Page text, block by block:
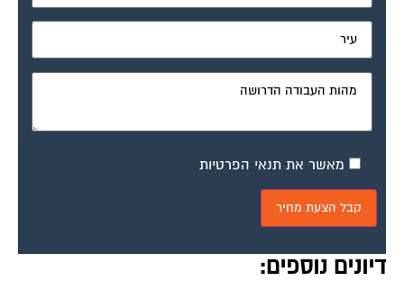
מאשר את תנאי הפרטיות
דיונים נוספים: